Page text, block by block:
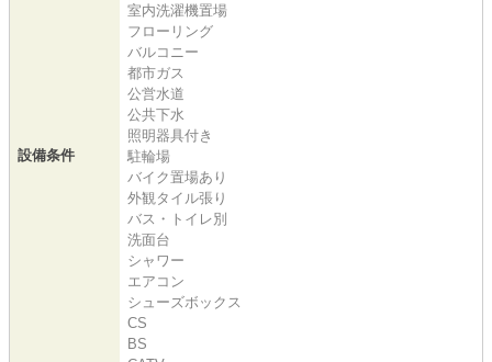
設備条件
室内洗濯機置場
フローリング
バルコニー
都市ガス
公営水道
公共下水
照明器具付き
駐輪場
バイク置場あり
外観タイル張り
バス・トイレ別
洗面台
シャワー
エアコン
シューズボックス
CS
BS